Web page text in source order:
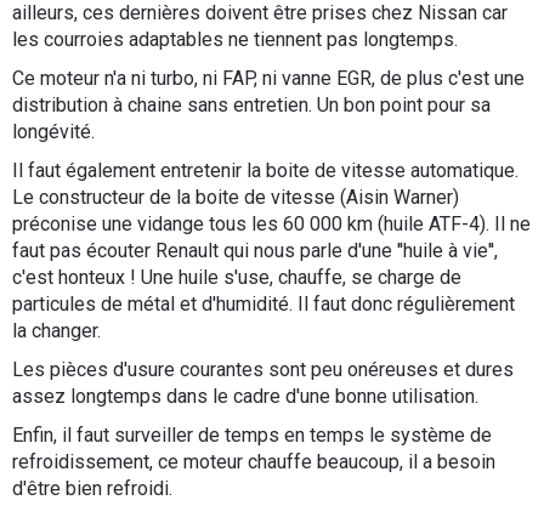
ailleurs, ces dernières doivent être prises chez Nissan car
les courroies adaptables ne tiennent pas longtemps.
Ce moteur n'a ni turbo, ni FAP, ni vanne EGR, de plus c'est une
distribution à chaine sans entretien. Un bon point pour sa
longévité.
Il faut également entretenir la boite de vitesse automatique.
Le constructeur de la boite de vitesse (Aisin Warner)
préconise une vidange tous les 60 000 km (huile ATF-4). Il ne
faut pas écouter Renault qui nous parle d'une ''huile à vie'',
c'est honteux ! Une huile s'use, chauffe, se charge de
particules de métal et d'humidité. Il faut donc régulièrement
la changer.
Les pièces d'usure courantes sont peu onéreuses et dures
assez longtemps dans le cadre d'une bonne utilisation.
Enfin, il faut surveiller de temps en temps le système de
refroidissement, ce moteur chauffe beaucoup, il a besoin
d'être bien refroidi.